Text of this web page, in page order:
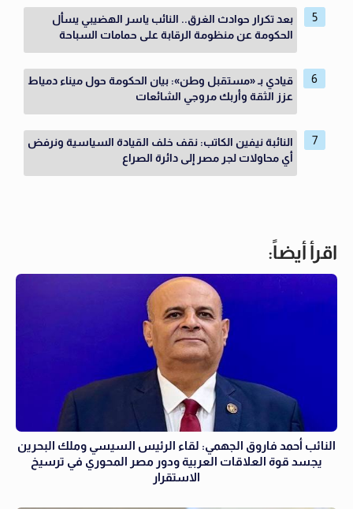
بعد تكرار حوادث الغرق.. النائب ياسر الهضيبي يسأل
الحكومة عن منظومة الرقابة على حمامات السباحة
قيادي بـ «مستقبل وطن»: بيان الحكومة حول ميناء دمياط
عزز الثقة وأربك مروجي الشائعات
النائبة نيفين الكاتب: نقف خلف القيادة السياسية ونرفض
أي محاولات لجر مصر إلى دائرة الصراع
اقرأ أيضاً:
النائب أحمد فاروق الجهمي: لقاء الرئيس السيسي وملك البحرين
يجسد قوة العلاقات العربية ودور مصر المحوري في ترسيخ
الاستقرار